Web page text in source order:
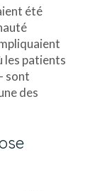
été
les patients
sont
des